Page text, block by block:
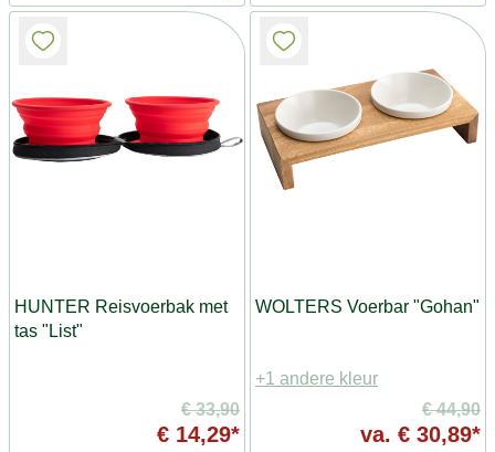
HUNTER Reisvoerbak met
tas "List"
€ 33,90
€ 14,29*
WOLTERS Voerbar "Gohan"
+1 andere kleur
€ 44,90
va. € 30,89*